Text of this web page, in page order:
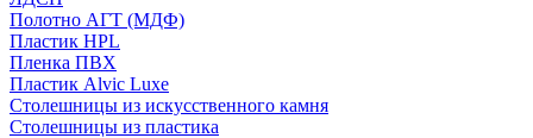
Полотно АГТ (МДФ)
Пластик HPL
Пленка ПВХ
Пластик Alvic Luxe
Столешницы из искусственного камня
Столешницы из пластика